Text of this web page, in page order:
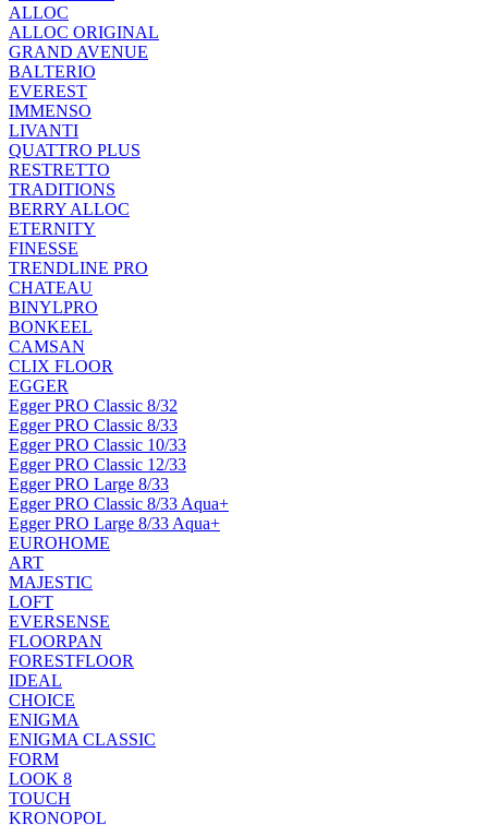
ALLOC
ALLOC ORIGINAL
GRAND AVENUE
BALTERIO
EVEREST
IMMENSO
LIVANTI
QUATTRO PLUS
RESTRETTO
TRADITIONS
BERRY ALLOC
ETERNITY
FINESSE
TRENDLINE PRO
CHATEAU
BINYLPRO
BONKEEL
CAMSAN
CLIX FLOOR
EGGER
Egger PRO Classic 8/32
Egger PRO Classic 8/33
Egger PRO Classic 10/33
Egger PRO Classic 12/33
Egger PRO Large 8/33
Egger PRO Classic 8/33 Aqua+
Egger PRO Large 8/33 Aqua+
EUROHOME
ART
MAJESTIC
LOFT
EVERSENSE
FLOORPAN
FORESTFLOOR
IDEAL
CHOICE
ENIGMA
ENIGMA CLASSIC
FORM
LOOK 8
TOUCH
KRONOPOL